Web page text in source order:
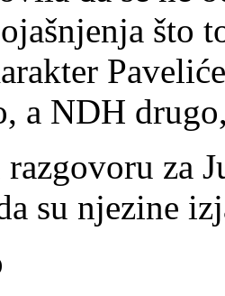
što
a NDH
za
su njezine